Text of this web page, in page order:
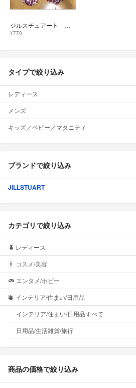
ジルスチュアート 携帯スリッパ ルームシューズ ハート柄
¥770
タイプで絞り込み
レディース
メンズ
キッズ／ベビー／マタニティ
ブランドで絞り込み
JILLSTUART
カテゴリで絞り込み
レディース
コスメ/美容
エンタメ/ホビー
インテリア/住まい/日用品
インテリア/住まい/日用品すべて
日用品/生活雑貨/旅行
商品の価格で絞り込み